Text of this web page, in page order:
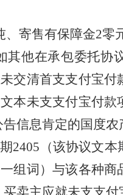
寄售有保障金2零
他在承包委托协
交清首支支付宝
本未支支付宝付
信息肯定的国度
2405（该协议文
组词）与该各种
卖主应就未支支